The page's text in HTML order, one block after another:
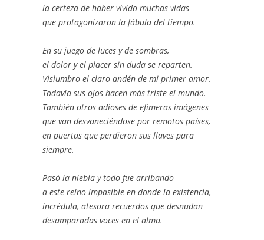
la certeza de haber vivido muchas vidas
que protagonizaron la fábula del tiempo.
En su juego de luces y de sombras,
el dolor y el placer sin duda se reparten.
Vislumbro el claro andén de mi primer amor.
Todavía sus ojos hacen más triste el mundo.
También otros adioses de efímeras imágenes
que van desvaneciéndose por remotos países,
en puertas que perdieron sus llaves para
siempre.
Pasó la niebla y todo fue arribando
a este reino impasible en donde la existencia,
incrédula, atesora recuerdos que desnudan
desamparadas voces en el alma.